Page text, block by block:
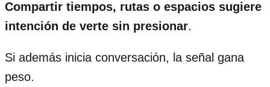
Compartir tiempos, rutas o espacios sugiere
intención de verte sin presionar.
Si además inicia conversación, la señal gana
peso.